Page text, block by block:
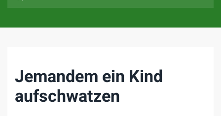
Jemandem ein Kind
aufschwatzen